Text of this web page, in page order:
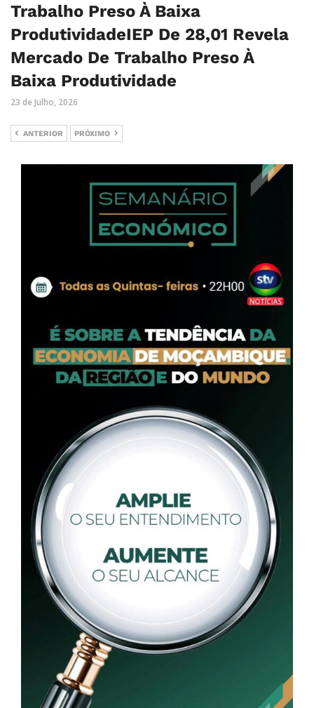
Trabalho Preso À Baixa
ProdutividadeIEP De 28,01 Revela
Mercado De Trabalho Preso À
Baixa Produtividade
23 de Julho, 2026
ANTERIOR PRÓXIMO